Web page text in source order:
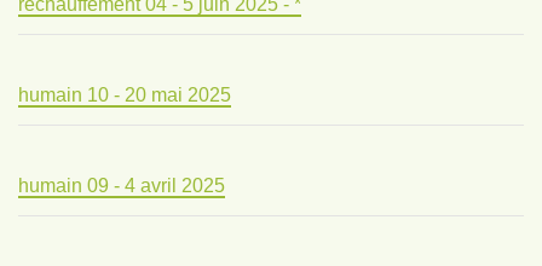
réchauffement 04 - 5 juin 2025 - *
humain 10 - 20 mai 2025
humain 09 - 4 avril 2025